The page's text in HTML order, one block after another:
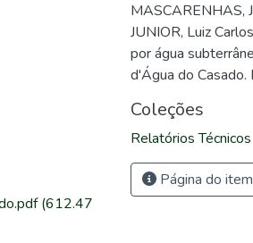
(612.47
MASCARENHAS,
JUNIOR, Luiz
por água
d'Água do
Coleções
Relatórios Técnicos
Página do